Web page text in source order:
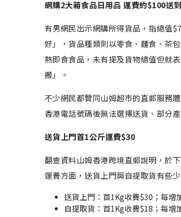
網購2大箱食品日用品 運費約$100送
有男網民出示網購所得貨品，指總值
好」，貨品種類則以零食、麵食、茶
熱即食食品，未有提及貨物總值但就
搬」。
不少網民都贊同山姆超市的直郵服務
香港電話號碼後無法選擇送貨、部分
送貨上門首1公斤運費$30
翻查資料山姆香港跨境直郵說明，於
運費方面，送貨上門與自提取貨有些
送貨上門：首1Kg收費$30；每增
自提取貨：首1Kg收費$18；每增